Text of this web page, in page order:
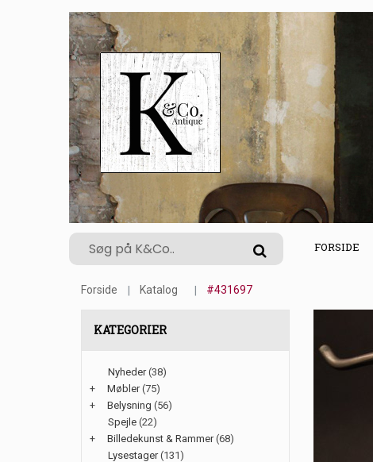
FORSIDE
Forside Katalog #431697
KATEGORIER
Nyheder(38)
+
Møbler(75)
+
Belysning (56)
Spejle (22)
+
Billedekunst & Rammer(68)
Lysestager(131)